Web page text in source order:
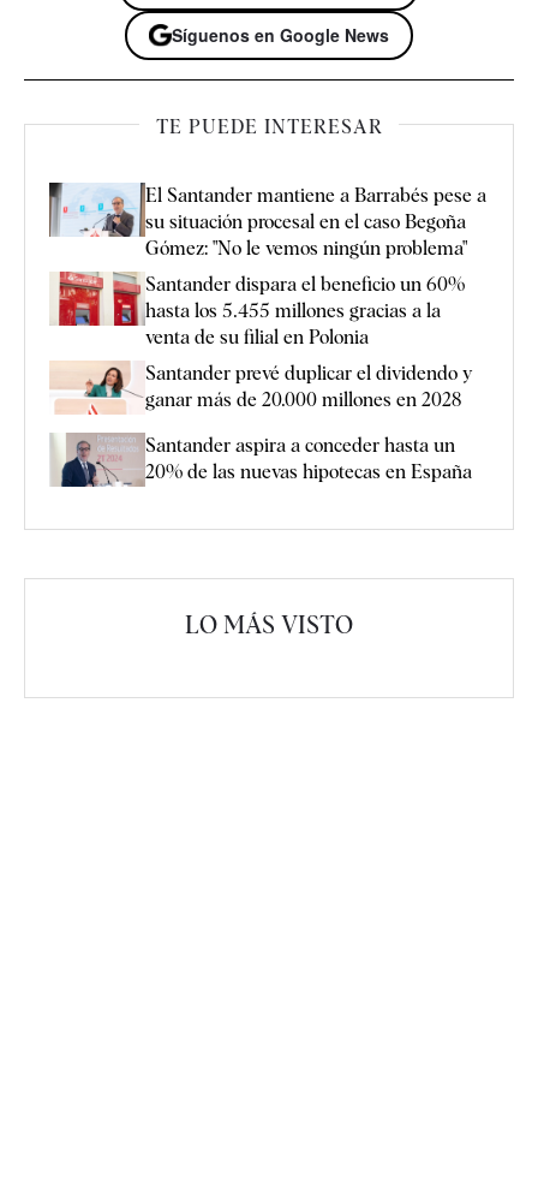
Síguenos en Google News
TE PUEDE INTERESAR
El Santander mantiene a Barrabés pese a
su situación procesal en el caso Begoña
Gómez: "No le vemos ningún problema"
Santander dispara el beneficio un 60%
hasta los 5.455 millones gracias a la
venta de su filial en Polonia
Santander prevé duplicar el dividendo y
ganar más de 20.000 millones en 2028
Santander aspira a conceder hasta un
20% de las nuevas hipotecas en España
LO MÁS VISTO